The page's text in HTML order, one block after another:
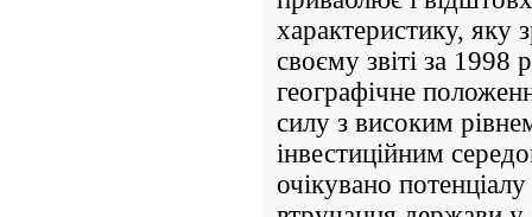
характеристику, яку
своєму звіті за 1998
географічне
силу з високим
інвестиційним
очікувано